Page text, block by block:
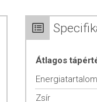
Átlagos
Energiatartalom
Zsír